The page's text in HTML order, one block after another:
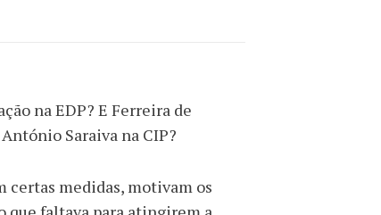
na EDP? E Ferreira de
Saraiva na CIP?
certas medidas, motivam os